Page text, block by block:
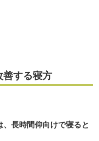
善する寝方
長時間仰向けで寝ると